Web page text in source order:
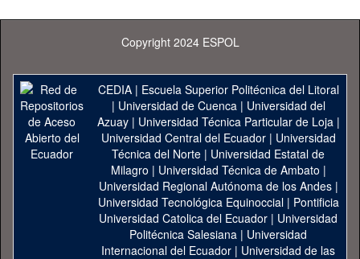
Copyright 2024 ESPOL
CEDIA| Escuela Superior Politécnica del Litoral
| Universidad de Cuenca| Universidad del
Azuay| Universidad Técnica Particular de Loja|
Universidad Central del Ecuador| Universidad
Técnica del Norte | Universidad Estatal de
Milagro | Universidad Técnica de Ambato |
Universidad Regional Autónoma de los Andes|
Universidad Tecnológica Equinoccial| Pontificia
Universidad Catolica del Ecuador | Universidad
Politécnica Salesiana | Universidad
Internacional del Ecuador | Universidad de las